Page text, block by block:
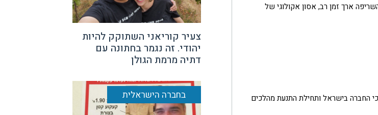
השריפה ארך זמן רב, אסון אקולוגי של
החברה בישראל ותחילת התנעת מהלכים
צעיר קוריאני השתוקק להיות
יהודי. זה נגמר בחתונה עם
דתיה מרמת הגולן
בחברה הישראלית